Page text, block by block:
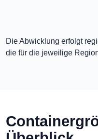
Die Abwicklung erfolgt
die für die jeweilige